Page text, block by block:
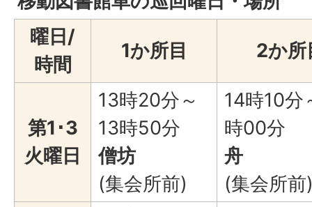
曜日/
時間
1か所目 2か所
第1･3
火曜日
13時20分～
13時50分
僧坊
(集会所前)
14時10分
時00分
舟
(集会所前